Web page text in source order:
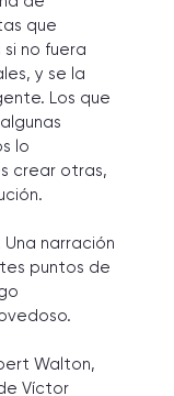
que
no fuera
y se la
Los que
lo
crear otras,
Una narración
puntos de
Walton,
Víctor